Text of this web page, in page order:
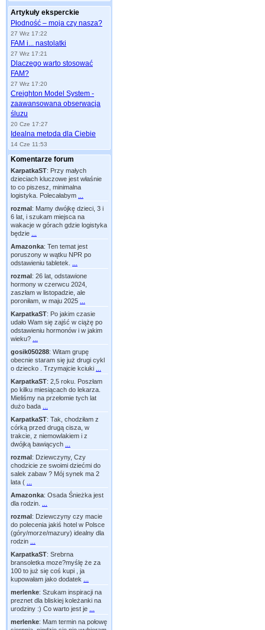
Artykuły eksperckie
Płodność – moja czy nasza?
27 Wrz 17:22
FAM i... nastolatki
27 Wrz 17:21
Dlaczego warto stosować
FAM?
27 Wrz 17:20
Creighton Model System -
zaawansowana obserwacja
śluzu
20 Cze 17:27
Idealna metoda dla Ciebie
14 Cze 11:53
Komentarze forum
KarpatkaST: Przy małych
dzieciach kluczowe jest właśnie
to co piszesz, minimalna
logistyka. Polecałabym
rozmal: Mamy dwójkę dzieci, 3 i
6 lat, i szukam miejsca na
wakacje w górach gdzie logistyka
będzie
Amazonka: Ten temat jest
poruszony w wątku NPR po
odstawieniu tabletek.
rozmal: 26 lat, odstawione
hormony w czerwcu 2024,
zaszłam w listopadzie, ale
poroniłam, w maju 2025
KarpatkaST: Po jakim czasie
udało Wam się zajść w ciążę po
odstawieniu hormonów i w jakim
wieku?
gosik050288: Witam grupę
obecnie staram się już drugi cykl
o dziecko . Trzymajcie kciuki
KarpatkaST: 2,5 roku. Poszłam
po kilku miesiącach do lekarza.
Mieliśmy na przełomie tych lat
dużo bada
KarpatkaST: Tak, chodziłam z
córką przed drugą cisza, w
trakcie, z niemowlakiem i z
dwójką bawiących
rozmal: Dziewczyny, Czy
chodzicie ze swoimi dziećmi do
salek zabaw ? Mój synek ma 2
lata (
Amazonka: Osada Śnieżka jest
dla rodzin.
rozmal: Dziewczyny czy macie
do polecenia jakiś hotel w Polsce
(góry/morze/mazury) idealny dla
rodzin
KarpatkaST: Srebrna
bransoletka moze?myślę że za
100 to już się coś kupi , ja
kupowałam jako dodatek
merlenke: Szukam inspiracji na
preznet dla bliskiej koleżanki na
urodziny :) Co warto jest je
merlenke: Mam termin na połowę